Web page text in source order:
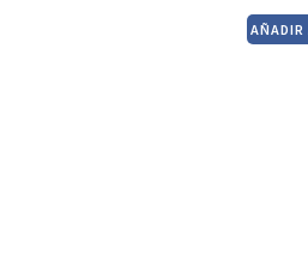
AÑADIR